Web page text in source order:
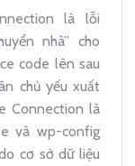
là lỗi
nhà” cho
code lên sau
chủ yếu xuất
Connection là
và wp-config
cơ sở dữ liệu